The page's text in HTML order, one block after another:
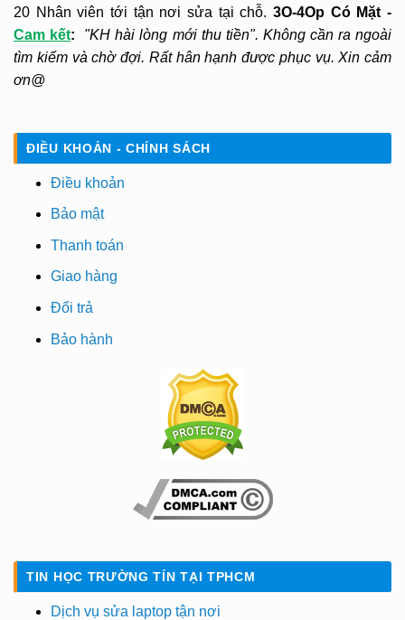
20 Nhân viên tới tận nơi sửa tại chỗ. 3O-4Op Có Mặt -
Cam kết:
"KH hài lòng mới thu tiền". Không cần ra ngoài
tìm kiếm và chờ đợi. Rất hân hạnh được phục vụ. Xin cảm
ơn@
ĐIỀU KHOẢN - CHÍNH SÁCH
Điều khoản
Bảo mật
Thanh toán
Giao hàng
Đổi trả
Bảo hành
TIN HỌC TRƯỜNG TÍN TẠI TPHCM
Dịch vụ sửa laptop tận nơi